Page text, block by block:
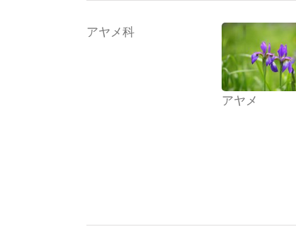
アヤメ科
アヤメ